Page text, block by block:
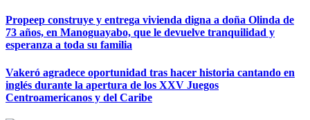
Propeep construye y entrega vivienda digna a doña Olinda de
73 años, en Manoguayabo, que le devuelve tranquilidad y
esperanza a toda su familia
Vakeró agradece oportunidad tras hacer historia cantando en
inglés durante la apertura de los XXV Juegos
Centroamericanos y del Caribe